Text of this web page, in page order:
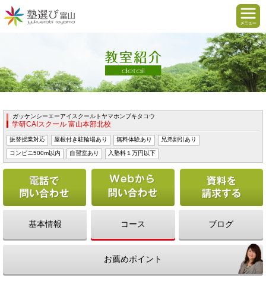
ガッケンシーエーアイスクールトヤマホンブキタコウ
学研CAIスクール 富山本部北校
振替授業対応 屋根付き駐輪場あり 無料体験あり 兄弟割引あり
コンビニ500m以内 自習室あり 入塾料１万円以下
電話で問い合わせる Webから問い合わせ
基本情報 コース ブログ
お薦めポイント